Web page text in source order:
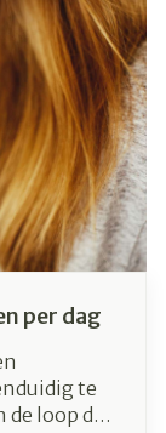
per dag
te
de loop der